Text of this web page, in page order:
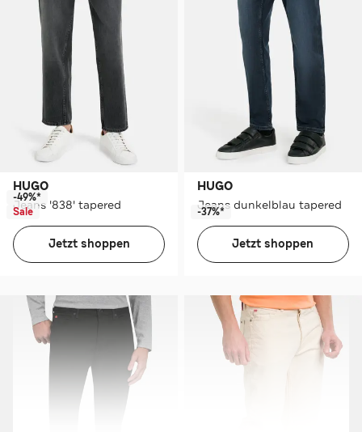
HUGO
Jeans '838' tapered
-49%*
Sale
Jetzt shoppen
HUGO
Jeans dunkelblau tapered
-37%*
Jetzt shoppen